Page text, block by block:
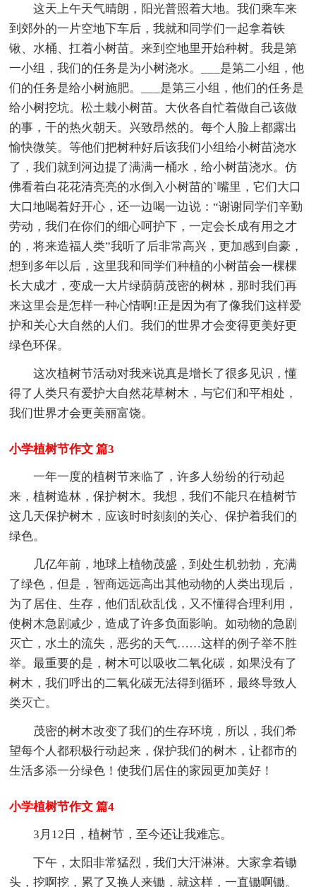
这天上午天气晴朗，阳光普照着大地。我们乘车来
到郊外的一片空地下车后，我就和同学们一起拿着铁
锹、水桶、扛着小树苗。来到空地里开始种树。我是第
一小组，我们的任务是为小树浇水。___是第二小组，他
们的任务是给小树施肥。___是第三小组，他们的任务是
给小树挖坑。松土栽小树苗。大伙各自忙着做自己该做
的事，干的热火朝天。兴致昂然的。每个人脸上都露出
愉快微笑。等他们把树种好后该我们小组给小树苗浇水
了，我们就到河边提了满满一桶水，给小树苗浇水。仿
佛看着白花花清亮亮的水倒入小树苗的`嘴里，它们大口
大口地喝着好开心，还一边喝一边说：“谢谢同学们辛勤
劳动，我们在你们的细心呵护下，一定会长成有用之才
的，将来造福人类”我听了后非常高兴，更加感到自豪，
想到多年以后，这里我和同学们种植的小树苗会一棵棵
长大成才，变成一大片绿荫荫茂密的树林，那时我们再
来这里会是怎样一种心情啊!正是因为有了像我们这样爱
护和关心大自然的人们。我们的世界才会变得更美好更
绿色环保。
这次植树节活动对我来说真是增长了很多见识，懂
得了人类只有爱护大自然花草树木，与它们和平相处，
我们世界才会更美丽富饶。
小学植树节作文 篇3
一年一度的植树节来临了，许多人纷纷的行动起
来，植树造林，保护树木。我想，我们不能只在植树节
这几天保护树木，应该时时刻刻的关心、保护着我们的
绿色。
几亿年前，地球上植物茂盛，到处生机勃勃，充满
了绿色，但是，智商远远高出其他动物的人类出现后，
为了居住、生存，他们乱砍乱伐，又不懂得合理利用，
使树木急剧减少，造成了许多负面影响。如动物的急剧
灭亡，水土的流失，恶劣的天气……这样的例子举不胜
举。最重要的是，树木可以吸收二氧化碳，如果没有了
树木，我们呼出的二氧化碳无法得到循环，最终导致人
类灭亡。
茂密的树木改变了我们的生存环境，所以，我们希
望每个人都积极行动起来，保护我们的树木，让都市的
生活多添一分绿色！使我们居住的家园更加美好！
小学植树节作文 篇4
3月12日，植树节，至今还让我难忘。
下午，太阳非常猛烈，我们大汗淋淋。大家拿着锄
头，挖啊挖，累了又换人来锄，就这样，一直锄啊锄。